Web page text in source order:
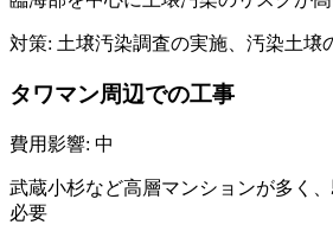
対策: 土壌汚染調査の実施、汚染土壌
タワマン周辺での工事
費用影響: 中
武蔵小杉など高層マンションが多く
必要